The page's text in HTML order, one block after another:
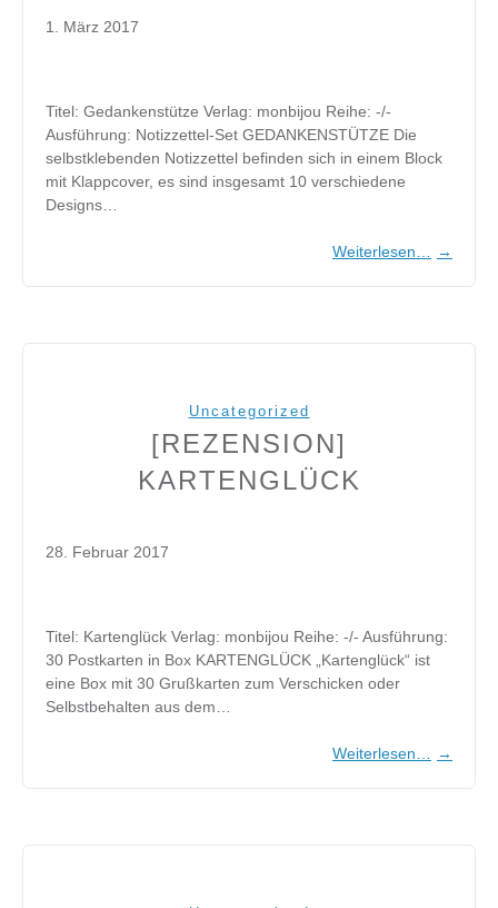
1. März 2017
Titel: Gedankenstütze Verlag: monbijou Reihe: -/-
Ausführung: Notizzettel-Set GEDANKENSTÜTZE Die
selbstklebenden Notizzettel befinden sich in einem Block
mit Klappcover, es sind insgesamt 10 verschiedene
Designs…
Weiterlesen… →
Uncategorized
[REZENSION]
KARTENGLÜCK
28. Februar 2017
Titel: Kartenglück Verlag: monbijou Reihe: -/- Ausführung:
30 Postkarten in Box KARTENGLÜCK „Kartenglück“ ist
eine Box mit 30 Grußkarten zum Verschicken oder
Selbstbehalten aus dem…
Weiterlesen… →